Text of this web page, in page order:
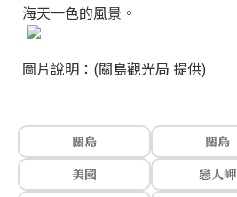
海天一色的風景。
圖片說明：(關島觀光局 提供)
關島
關島
美國
戀人岬